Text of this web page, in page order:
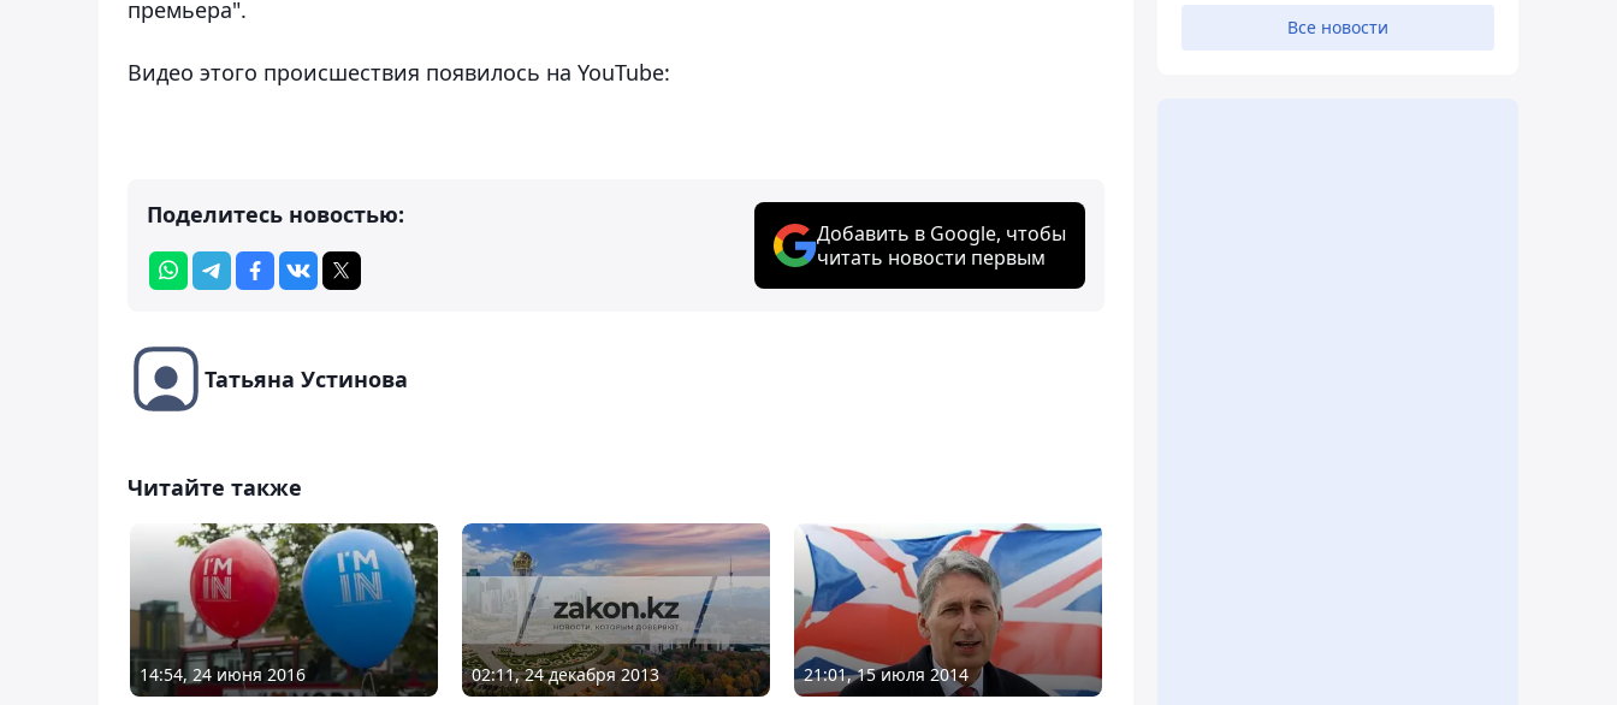
премьера".
Видео этого происшествия появилось на YouTube:
Поделитесь новостью:
Добавить в Google, чтобы
читать новости первым
Татьяна Устинова
Читайте также
14:54, 24 июня 2016 02:11, 24 декабря 2013 21:01, 15 июля 2014
Все новости